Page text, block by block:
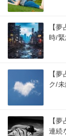
【
時/
【
ク/
【
連続